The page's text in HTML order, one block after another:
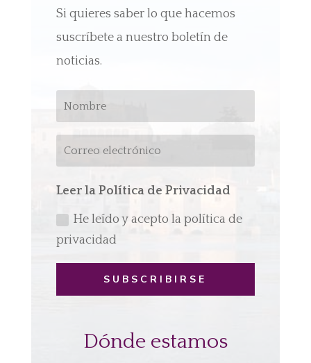
Si quieres saber lo que hacemos
suscríbete a nuestro boletín de
noticias.
Leer la Política de Privacidad
He leído y acepto la política de
privacidad
SUBSCRIBIRSE
Dónde estamos